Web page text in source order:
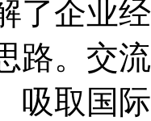
了企业
路。交
吸取国